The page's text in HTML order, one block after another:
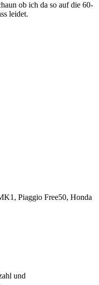
ob ich da so auf die 60-
leidet.
Piaggio Free50, Honda
und